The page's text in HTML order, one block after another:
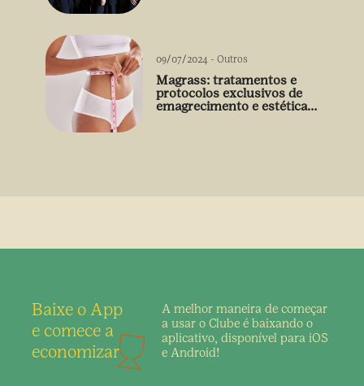
09/07/2024 - Outros
Magrass: tratamentos e
protocolos exclusivos de
emagrecimento e estética
Baixe o App
e comece a
economizar
A melhor maneira de começar
a usar o Clube é baixando o
aplicativo, disponível para iOS
e Android!